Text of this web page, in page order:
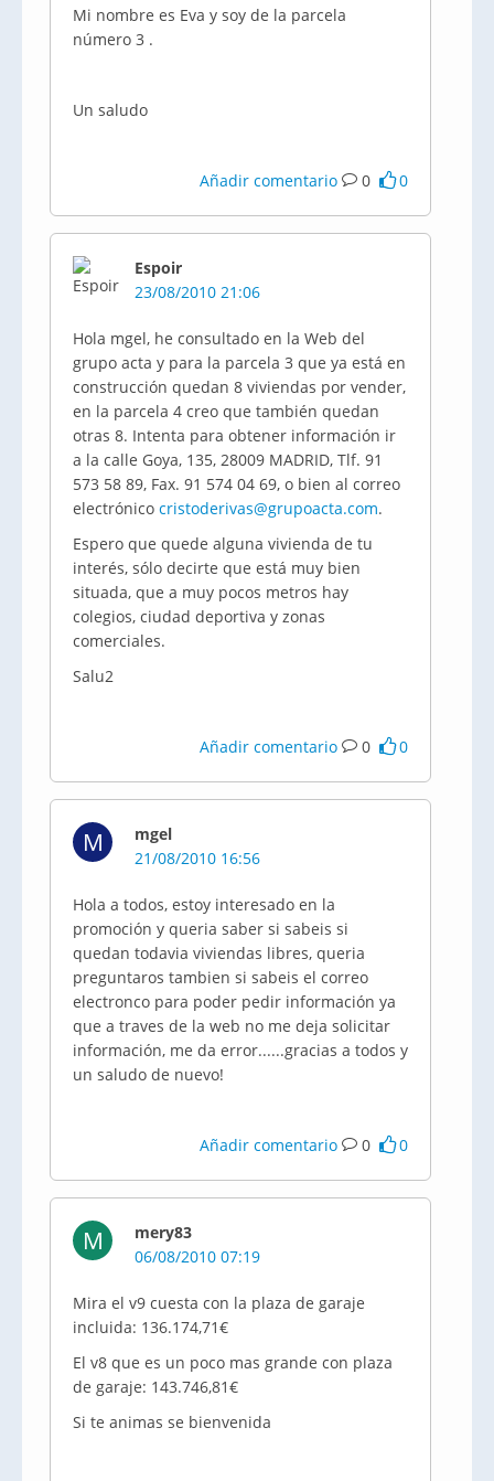
Mi nombre es Eva y soy de la parcela
número 3 .
Un saludo
Añadir comentario 0 0
Espoir
23/08/2010 21:06
Hola mgel, he consultado en la Web del
grupo acta y para la parcela 3 que ya está en
construcción quedan 8 viviendas por vender,
en la parcela 4 creo que también quedan
otras 8. Intenta para obtener información ir
a la calle Goya, 135, 28009 MADRID, Tlf. 91
573 58 89, Fax. 91 574 04 69, o bien al correo
electrónico cristoderivas@grupoacta.com.
Espero que quede alguna vivienda de tu
interés, sólo decirte que está muy bien
situada, que a muy pocos metros hay
colegios, ciudad deportiva y zonas
comerciales.
Salu2
Añadir comentario 0 0
M
mgel
21/08/2010 16:56
Hola a todos, estoy interesado en la
promoción y queria saber si sabeis si
quedan todavia viviendas libres, queria
preguntaros tambien si sabeis el correo
electronco para poder pedir información ya
que a traves de la web no me deja solicitar
información, me da error......gracias a todos y
un saludo de nuevo!
Añadir comentario 0 0
M
mery83
06/08/2010 07:19
Mira el v9 cuesta con la plaza de garaje
incluida: 136.174,71€
El v8 que es un poco mas grande con plaza
de garaje: 143.746,81€
Si te animas se bienvenida